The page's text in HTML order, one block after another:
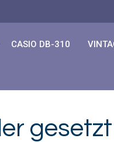
CASIO DB-310